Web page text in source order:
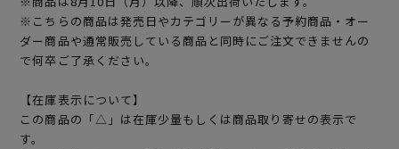
※こちらの商品は発売日やカテゴリーが異なる予約商品・オー
ダー商品や通常販売している商品と同時にご注文できませんの
で何卒ご了承ください。
【在庫表示について】
この商品の「△」は在庫少量もしくは商品取り寄せの表示で
す。